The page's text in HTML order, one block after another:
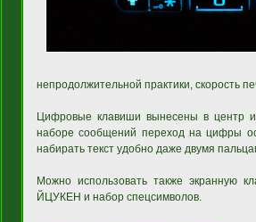
непродолжительной практики, скорость
Цифровые клавиши вынесены в центр
наборе сообщений переход на цифры
набирать текст удобно даже двумя
Можно использовать также экранную
ЙЦУКЕН и набор спецсимволов.